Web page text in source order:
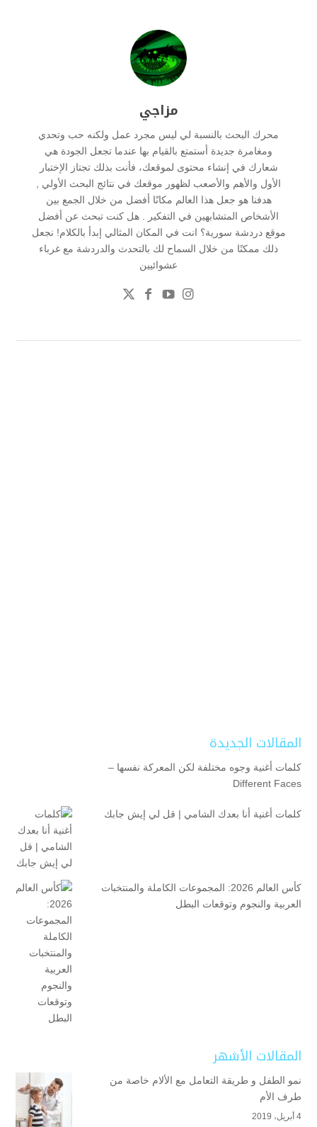
مزاجي
محرك البحث بالنسبة لي ليس مجرد عمل ولكنه حب وتحدي
ومغامرة جديدة أستمتع بالقيام بها عندما تجعل الجودة هي
شعارك في إنشاء محتوى لموقعك، فأنت بذلك تجتاز الإختبار
الأول والأهم والأصعب لظهور موقعك في نتائج البحث الأولي ,
هدفنا هو جعل هذا العالم مكانًا أفضل من خلال الجمع بين
الأشخاص المتشابهين في التفكير . هل كنت تبحث عن أفضل
موقع دردشة سورية؟ انت في المكان المثالي إبدأ بالكلام! نجعل
ذلك ممكنًا من خلال السماح لك بالتحدث والدردشة مع غرباء
عشوائيين
المقالات الجديدة
كلمات أغنية وجوه مختلفة لكن المعركة نفسها –
Different Faces
كلمات أغنية أنا بعدك الشامي | قل لي إيش جابك
كأس العالم 2026: المجموعات الكاملة والمنتخبات
العربية والنجوم وتوقعات البطل
المقالات الأشهر
نمو الطفل و طريقة التعامل مع الألام خاصة من
طرف الأم
4 أبريل، 2019